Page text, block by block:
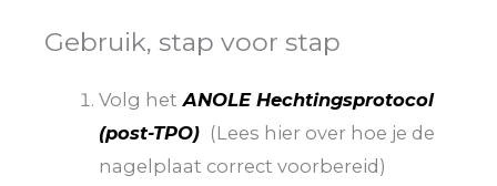
Gebruik, stap voor stap
Volg het ANOLE Hechtingsprotocol
(post-TPO) (Lees hier over hoe je de
nagelplaat correct voorbereid)